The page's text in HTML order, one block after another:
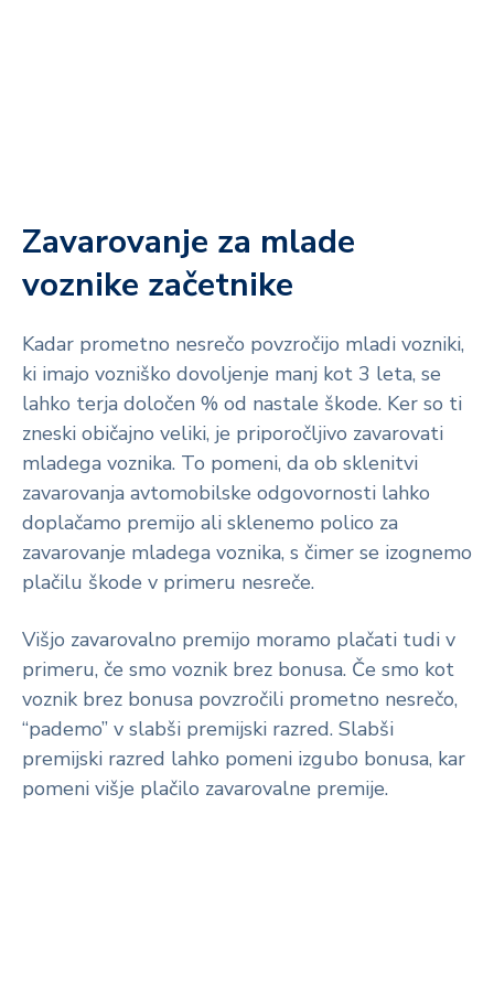
Zavarovanje za mlade
voznike začetnike
Kadar prometno nesrečo povzročijo mladi vozniki,
ki imajo vozniško dovoljenje manj kot 3 leta, se
lahko terja določen % od nastale škode. Ker so ti
zneski običajno veliki, je priporočljivo zavarovati
mladega voznika. To pomeni, da ob sklenitvi
zavarovanja avtomobilske odgovornosti lahko
doplačamo premijo ali sklenemo polico za
zavarovanje mladega voznika, s čimer se izognemo
plačilu škode v primeru nesreče.
Višjo zavarovalno premijo moramo plačati tudi v
primeru, če smo voznik brez bonusa. Če smo kot
voznik brez bonusa povzročili prometno nesrečo,
“pademo” v slabši premijski razred. Slabši
premijski razred lahko pomeni izgubo bonusa, kar
pomeni višje plačilo zavarovalne premije.